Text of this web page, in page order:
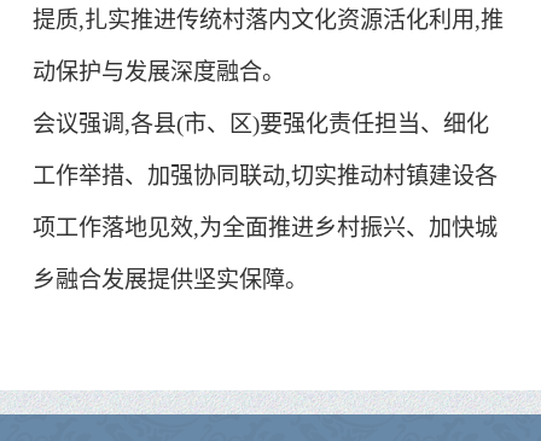
提质,扎实推进传统村落内文化资源活化利用,推
动保护与发展深度融合。
会议强调,各县(市、区)要强化责任担当、细化
工作举措、加强协同联动,切实推动村镇建设各
项工作落地见效,为全面推进乡村振兴、加快城
乡融合发展提供坚实保障。